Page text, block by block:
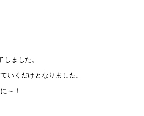
ました。
いくだけとなりました。
～！